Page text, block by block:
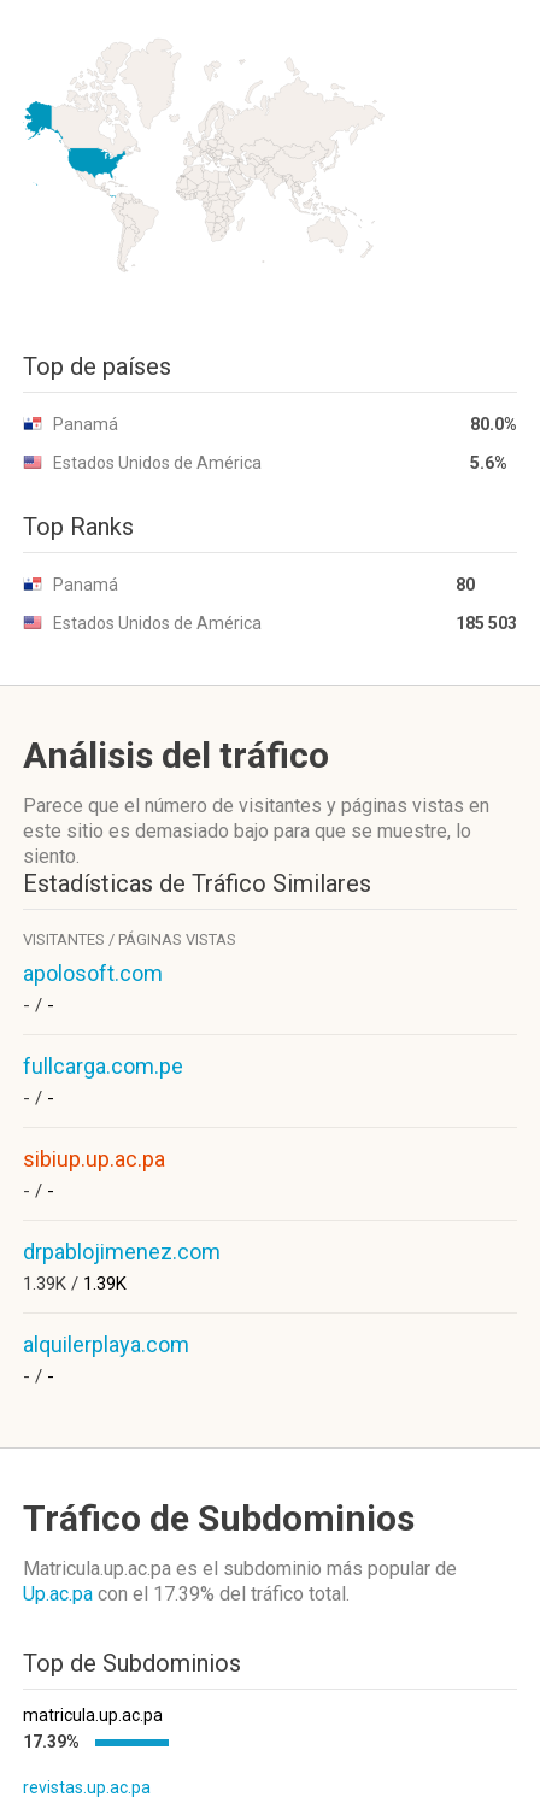
Top de países
Panamá
80.0%
Estados Unidos de América
5.6%
Top Ranks
Panamá
80
Estados Unidos de América
185 503
Análisis del tráfico
Parece que el número de visitantes y páginas vistas en
este sitio es demasiado bajo para que se muestre, lo
siento.
Estadísticas de Tráfico Similares
VISITANTES / PÁGINAS VISTAS
apolosoft.com
- / -
fullcarga.com.pe
- / -
sibiup.up.ac.pa
- / -
drpablojimenez.com
1.39K / 1.39K
alquilerplaya.com
- / -
Tráfico de Subdominios
Matricula.up.ac.pa es el subdominio más popular de
Up.ac.pa con el 17.39% del tráfico total.
Top de Subdominios
matricula.up.ac.pa
17.39%
revistas.up.ac.pa